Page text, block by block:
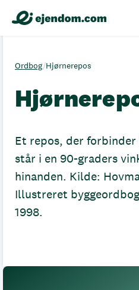
Ordbog/Hjørnerepos
Et repos, der
står i en 90-graders
hinanden. Kilde:
Illustreret
1998.